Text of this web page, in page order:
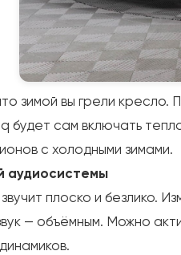
зимой вы грели кресло.
сам включать
с холодными зимами.
аудиосистемы
плоско и безлико.
— объёмным. Можно